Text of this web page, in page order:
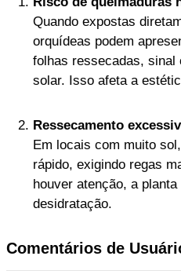
Quando expostas
orquídeas podem
folhas ressecadas, sinal
solar. Isso afeta a
Ressecamento
Em locais com muito
rápido, exigindo regas
houver atenção, a
desidratação.
Comentários de